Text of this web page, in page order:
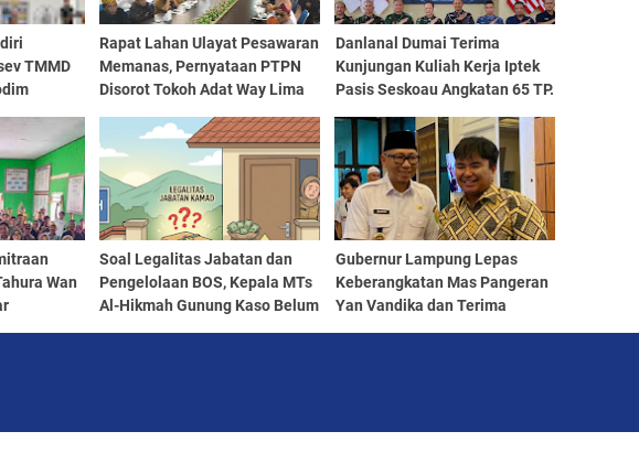
TMMD
Rapat Lahan Ulayat Pesawaran
Memanas, Pernyataan PTPN
Disorot Tokoh Adat Way Lima
Danlanal Dumai Terima
Kunjungan Kuliah Kerja Iptek
Pasis Seskoau Angkatan 65 TP.
Wan
Soal Legalitas Jabatan dan
Pengelolaan BOS, Kepala MTs
Al-Hikmah Gunung Kaso Belum
Gubernur Lampung Lepas
Keberangkatan Mas Pangeran
Yan Vandika dan Terima